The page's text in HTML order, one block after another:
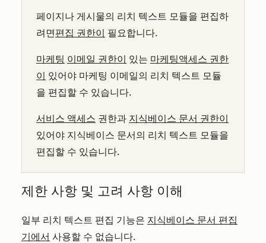
페이지나 게시물의 리치 텍스트 모듈을 편집하
려면편집 권한이 필요합니다.
마케팅 이메일 권한이 있는 마케팅액세스 권한
이 있어야 마케팅 이메일의 리치 텍스트 모듈
을 편집할 수 있습니다.
서비스 액세스 권한과 지식베이스 문서 권한이
있어야 지식베이스 문서의 리치 텍스트 모듈을
편집할 수 있습니다.
제한 사항 및 고려 사항 이해
일부 리치 텍스트 편집 기능은 지식베이스 문서 편집
기에서 사용할 수 없습니다.